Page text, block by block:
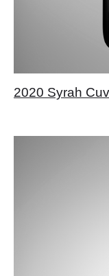
2020 Syrah